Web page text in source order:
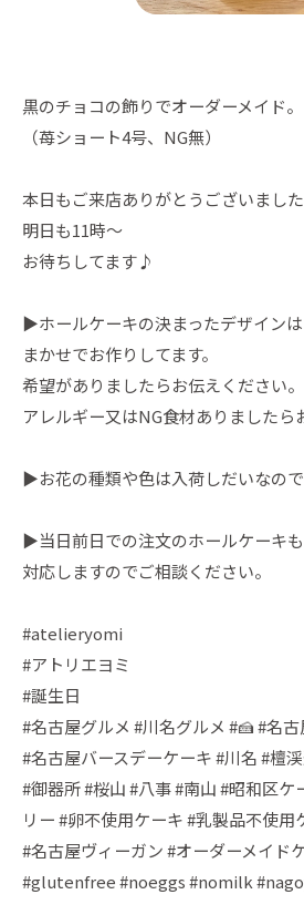
黒のチョコの飾りでオーダーメイド。
（苺ショート4号、NG無）
本日もご来店ありがとうございまし
明日も11時〜
お待ちしてます♪
▶︎ホールケーキの決まったデザイン
まかせでお作りしてます。
希望がありましたらお伝えください。
アレルギー又はNG食材ありましたら
▶︎お花の種類や色は入荷しだいなの
▶︎当日前日での注文のホールケーキ
対応しますのでご相談ください。
#atelieryomi
#アトリエヨミ
#誕生日
#名古屋グルメ #川名グルメ #🍰 #名
#名古屋バースデーケーキ #川名 #檀
#御器所 #桜山 #八事 #南山 #昭和区ケ
リー #卵不使用ケーキ #乳製品不使
#名古屋ヴィーガン #オーダーメイド
#glutenfree #noeggs #nomilk